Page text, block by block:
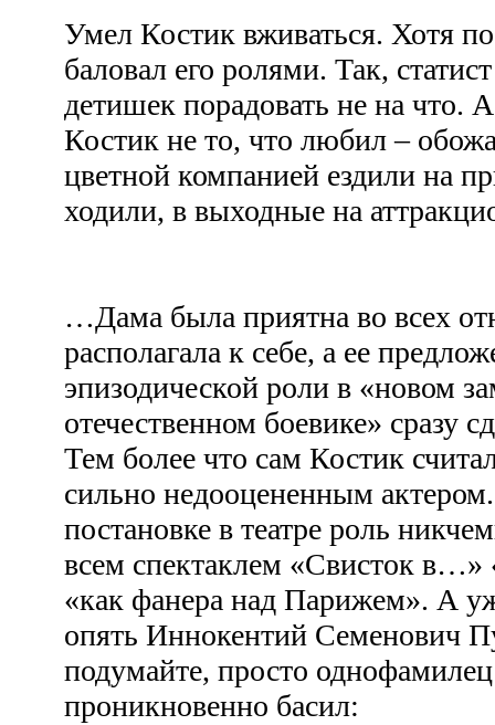
Умел Костик вживаться. Хотя
баловал его ролями. Так,
детишек порадовать не на что.
Костик не то, что любил –
цветной компанией ездили на
ходили, в выходные на
…Дама была приятна во всех
располагала к себе, а ее
эпизодической роли в «новом
отечественном боевике» сразу
Тем более что сам Костик
сильно недооцененным
постановке в театре роль
всем спектаклем «Свисток в…»
«как фанера над Парижем». А
опять Иннокентий Семенович
подумайте, просто
проникновенно басил: